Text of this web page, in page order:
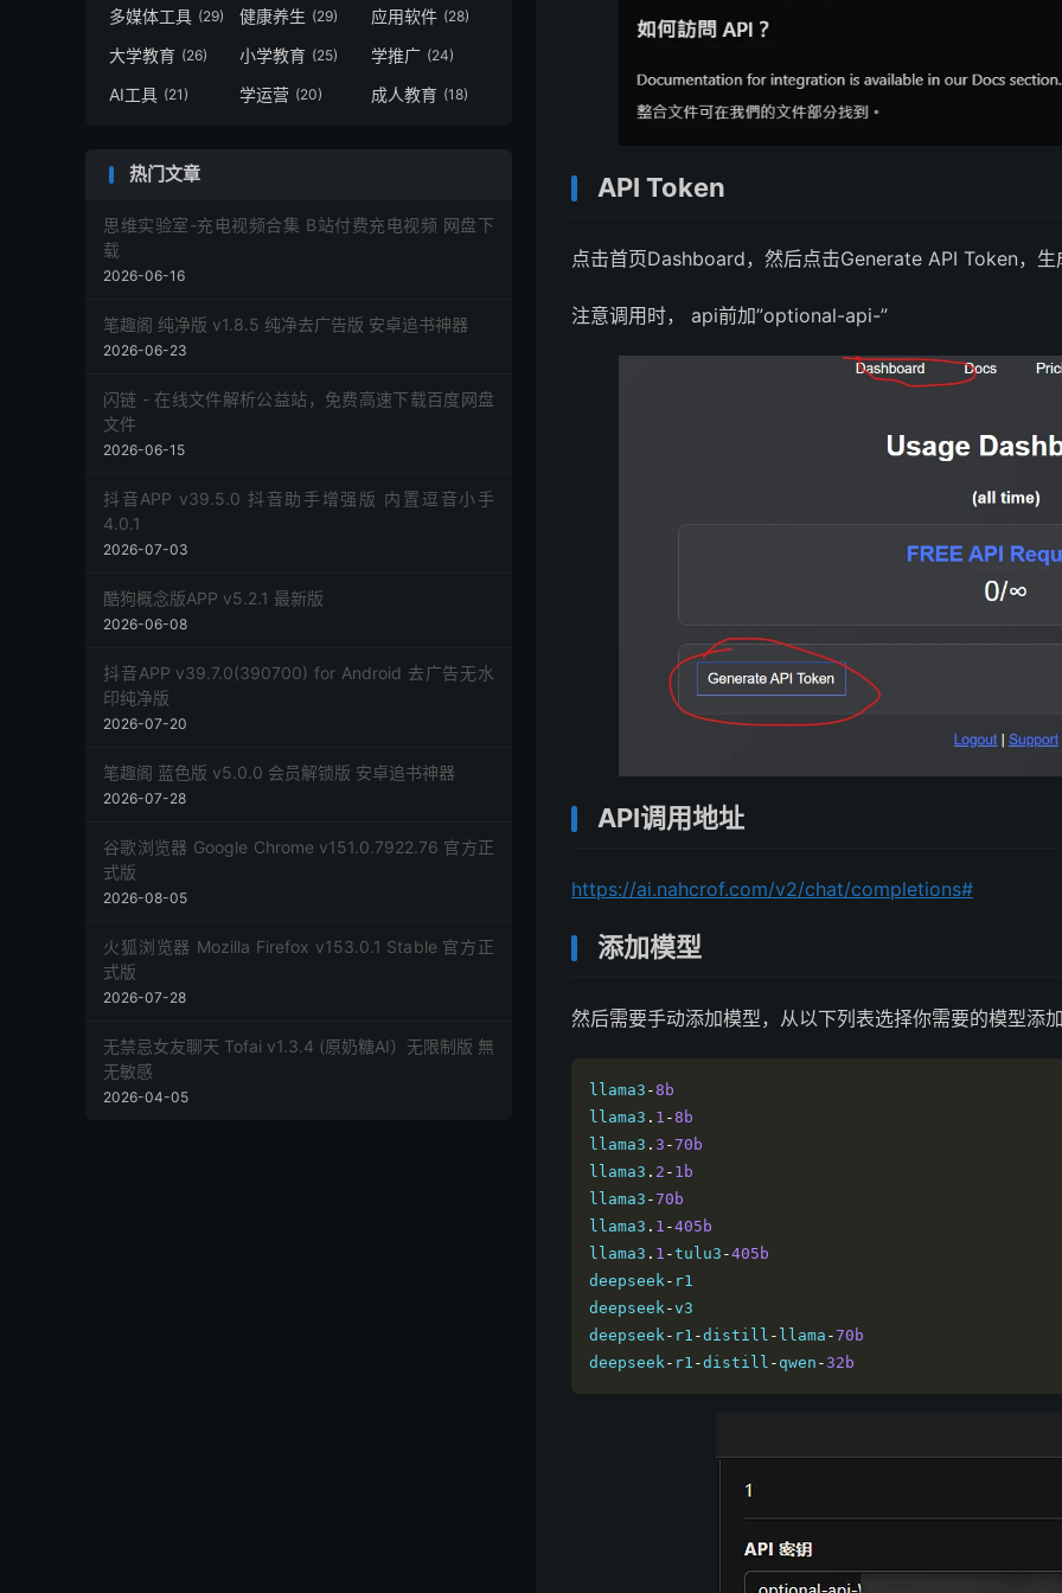
API Token
点击首页Dashboard，然后点击Generate API Token，
注意调用时， api前加”optional-api-”
API调用地址
https://ai.nahcrof.com/v2/chat/completions#
添加模型
然后需要手动添加模型，从以下列表选择你需要的模型添
llama3 -8b
llama3 . 1 -8b
llama3 . 3 -70b
llama3 . 2 - 1b
llama3 -70b
llama3 . 1 -405b
llama3 . 1 -tulu3 -405b
deepseek- r1
deepseek-v3
deepseek- r1 -distill - llama -70b
deepseek- r1 -distill - qwen -32b
多媒体工具 (29) 健康养生 (29) 应用软件 (28)
大学教育 (26) 小学教育 (25) 学推广 (24)
AI工具 (21) 学运营 (20) 成人教育 (18)
热门文章
思维实验室-充电视频合集 B站付费充电视频 网盘下
载
2026-06-16
笔趣阁 纯净版 v1.8.5 纯净去广告版 安卓追书神器
2026-06-23
闪链 - 在线文件解析公益站，免费高速下载百度网盘
文件
2026-06-15
抖音APP v39.5.0 抖音助手增强版 内置逗音小手
4.0.1
2026-07-03
酷狗概念版APP v5.2.1 最新版
2026-06-08
抖音APP v39.7.0(390700) for Android 去广告无水
印纯净版
2026-07-20
笔趣阁 蓝色版 v5.0.0 会员解锁版 安卓追书神器
2026-07-28
谷歌浏览器 Google Chrome v151.0.7922.76 官方正
式版
2026-08-05
火狐浏览器 Mozilla Firefox v153.0.1 Stable 官方正
式版
2026-07-28
无禁忌女友聊天 Tofai v1.3.4 (原奶糖AI）无限制版 無
无敏感
2026-04-05